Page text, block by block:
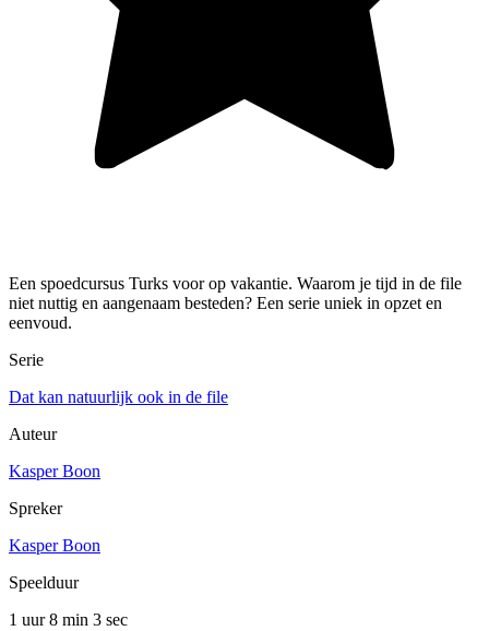
Een spoedcursus Turks voor op vakantie. Waarom je tijd in de file
niet nuttig en aangenaam besteden? Een serie uniek in opzet en
eenvoud.
Serie
Dat kan natuurlijk ook in de file
Auteur
Kasper Boon
Spreker
Kasper Boon
Speelduur
1 uur 8 min 3 sec